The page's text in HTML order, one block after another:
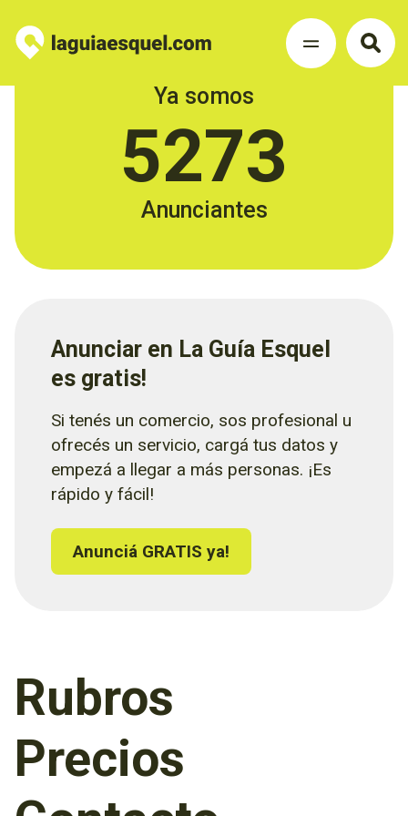
Ya somos
5273
Anunciantes
Anunciar en La Guía Esquel
es gratis!
Si tenés un comercio, sos profesional u
ofrecés un servicio, cargá tus datos y
empezá a llegar a más personas. ¡Es
rápido y fácil!
Anunciá GRATIS ya!
Rubros
Precios